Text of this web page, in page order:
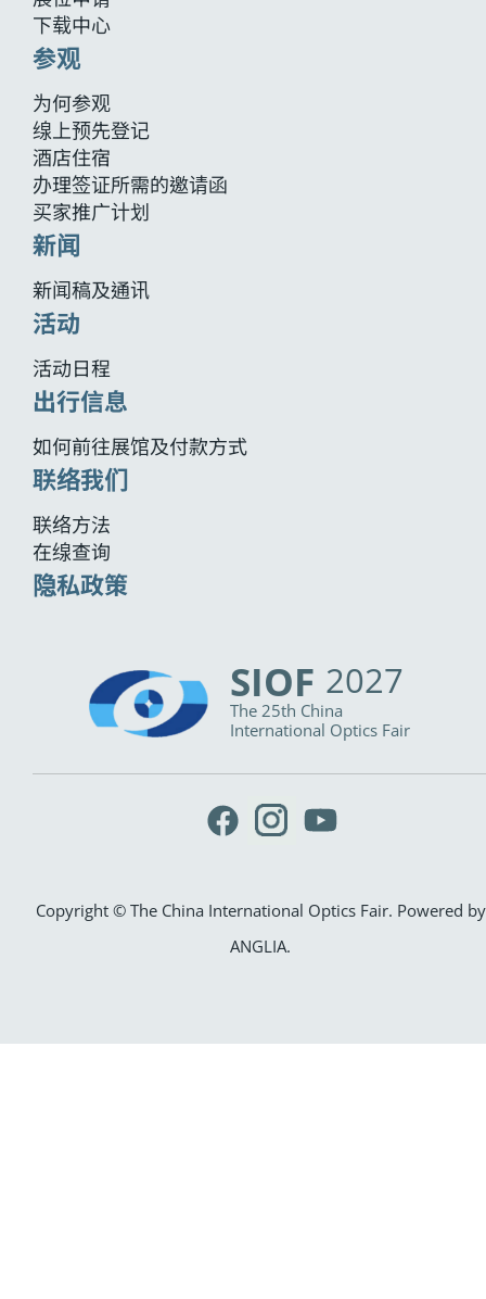
下载中心
参观
为何参观
缐上预先登记
酒店住宿
办理签证所需的邀请函
买家推广计划
新闻
新闻稿及通讯
活动
活动日程
出行信息
如何前往展馆及付款方式
联络我们
联络方法
在缐查询
隐私政策
SIOF 2027
The 25th China
International Optics Fair
Copyright © The China International Optics Fair. Powered by
ANGLIA.